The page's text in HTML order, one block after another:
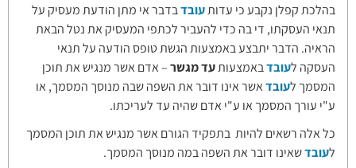
בהלכת קפלן נקבע כי עדותעובדבדבר אי מתן הודעת מעסיק על
תנאי העסקתו, די בה כדי להעביר לכתפי המעסיק את נטל הבאת
הראיה. הדבר יתבצע באמצעות הגשת טופס הודעה על תנאי
העסקה ל עובדבאמצעותעד מגשר– אדם אשר מנגיש את תוכן
המסמך ל עובדאשר אינו דובר את השפה שבה מנוסך המסמך, או
ע"י עורך המסמך או ע"י אדם שהיה עד לעריכתו.
כל אלה רשאים להיות בתפקיד הגורם אשר מנגיש את תוכן המסמך
עובדשאינו דובר את השפה במה מנוסך המסמך.